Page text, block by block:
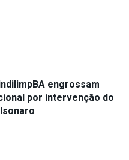
engrossam
por intervenção do